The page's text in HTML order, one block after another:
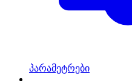
პარამეტრები